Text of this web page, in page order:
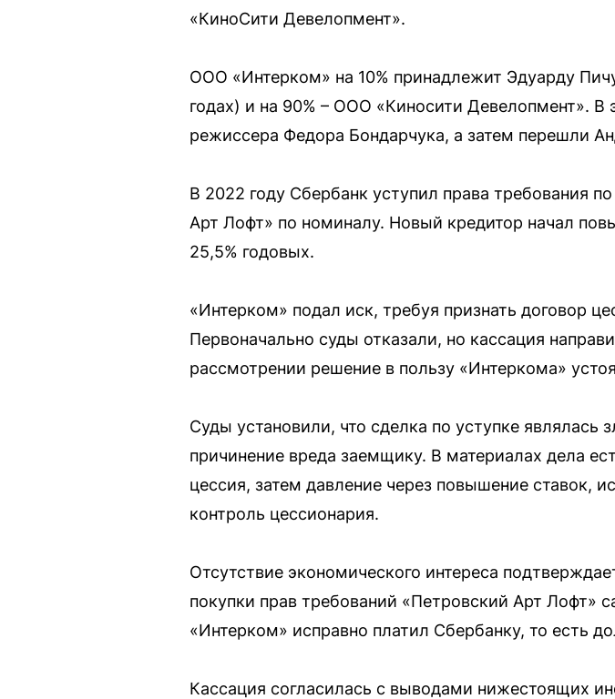
«КиноСити Девелопмент».
ООО «Интерком» на 10% принадлежит Эдуарду
годах) и на 90% – ООО «Киносити Девелопмент». В
режиссера Федора Бондарчука, а затем перешли
В 2022 году Сбербанк уступил права требования
Арт Лофт» по номиналу. Новый кредитор начал
25,5% годовых.
«Интерком» подал иск, требуя признать договор
Первоначально суды отказали, но кассация
рассмотрении решение в пользу «Интеркома»
Суды установили, что сделка по уступке
причинение вреда заемщику. В материалах дела
цессия, затем давление через повышение ставок,
контроль цессионария.
Отсутствие экономического интереса
покупки прав требований «Петровский Арт Лофт»
«Интерком» исправно платил Сбербанку, то есть
Кассация согласилась с выводами нижестоящих